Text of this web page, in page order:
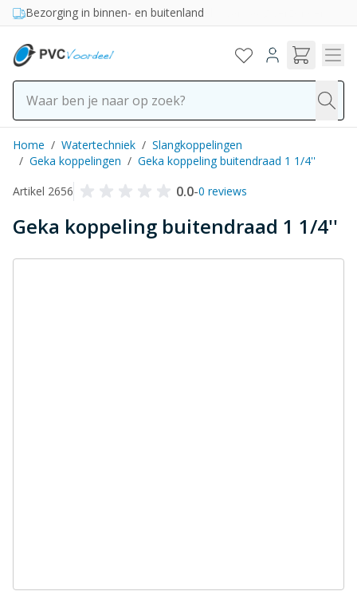
Ga naar de inhoud
Bezorging in binnen- en buitenland
Home / Watertechniek / Slangkoppelingen
/ Geka koppelingen / Geka koppeling buitendraad 1 1/4''
Artikel 2656
0.0-0 reviews
Geka koppeling buitendraad 1 1/4''